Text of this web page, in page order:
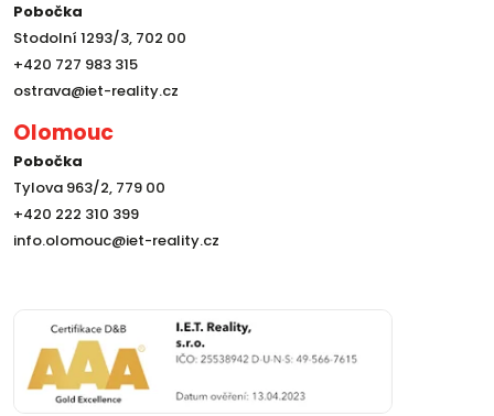
Pobočka
Stodolní 1293/3, 702 00
+420 727 983 315
ostrava@iet-reality.cz
Olomouc
Pobočka
Tylova 963/2, 779 00
+420 222 310 399
info.olomouc@iet-reality.cz